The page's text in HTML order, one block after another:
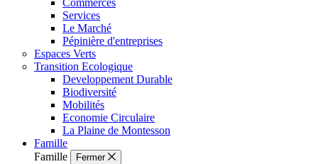
Commerces
Services
Le Marché
Pépinière d'entreprises
Espaces Verts
Transition Ecologique
Developpement Durable
Biodiversité
Mobilités
Economie Circulaire
La Plaine de Montesson
Famille
Famille
Fermer